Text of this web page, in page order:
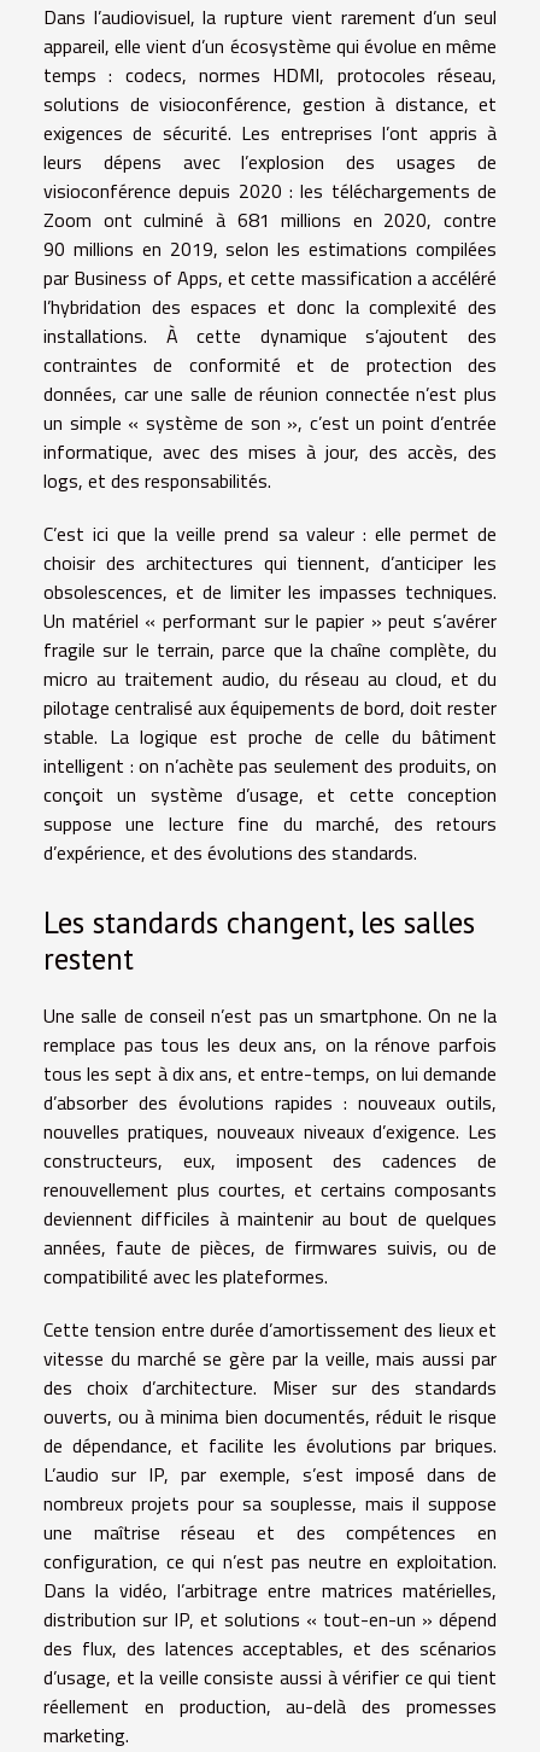
Dans l’audiovisuel, la rupture vient rarement d’un seul
appareil, elle vient d’un écosystème qui évolue en même
temps : codecs, normes HDMI, protocoles réseau,
solutions de visioconférence, gestion à distance, et
exigences de sécurité. Les entreprises l’ont appris à
leurs dépens avec l’explosion des usages de
visioconférence depuis 2020 : les téléchargements de
Zoom ont culminé à 681 millions en 2020, contre
90 millions en 2019, selon les estimations compilées
par Business of Apps, et cette massification a accéléré
l’hybridation des espaces et donc la complexité des
installations. À cette dynamique s’ajoutent des
contraintes de conformité et de protection des
données, car une salle de réunion connectée n’est plus
un simple « système de son », c’est un point d’entrée
informatique, avec des mises à jour, des accès, des
logs, et des responsabilités.
C’est ici que la veille prend sa valeur : elle permet de
choisir des architectures qui tiennent, d’anticiper les
obsolescences, et de limiter les impasses techniques.
Un matériel « performant sur le papier » peut s’avérer
fragile sur le terrain, parce que la chaîne complète, du
micro au traitement audio, du réseau au cloud, et du
pilotage centralisé aux équipements de bord, doit rester
stable. La logique est proche de celle du bâtiment
intelligent : on n’achète pas seulement des produits, on
conçoit un système d’usage, et cette conception
suppose une lecture fine du marché, des retours
d’expérience, et des évolutions des standards.
Les standards changent, les salles
restent
Une salle de conseil n’est pas un smartphone. On ne la
remplace pas tous les deux ans, on la rénove parfois
tous les sept à dix ans, et entre-temps, on lui demande
d’absorber des évolutions rapides : nouveaux outils,
nouvelles pratiques, nouveaux niveaux d’exigence. Les
constructeurs, eux, imposent des cadences de
renouvellement plus courtes, et certains composants
deviennent difficiles à maintenir au bout de quelques
années, faute de pièces, de firmwares suivis, ou de
compatibilité avec les plateformes.
Cette tension entre durée d’amortissement des lieux et
vitesse du marché se gère par la veille, mais aussi par
des choix d’architecture. Miser sur des standards
ouverts, ou à minima bien documentés, réduit le risque
de dépendance, et facilite les évolutions par briques.
L’audio sur IP, par exemple, s’est imposé dans de
nombreux projets pour sa souplesse, mais il suppose
une maîtrise réseau et des compétences en
configuration, ce qui n’est pas neutre en exploitation.
Dans la vidéo, l’arbitrage entre matrices matérielles,
distribution sur IP, et solutions « tout-en-un » dépend
des flux, des latences acceptables, et des scénarios
d’usage, et la veille consiste aussi à vérifier ce qui tient
réellement en production, au-delà des promesses
marketing.